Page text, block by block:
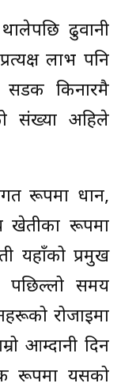
थालेपछि ढुवानी
लाभ पनि
सडक किनारमै
संख्या अहिले
रूपमा धान,
रूपमा
यहाँको प्रमुख
पछिल्लो समय
रोजाइमा
आम्दानी दिन
रूपमा यसको